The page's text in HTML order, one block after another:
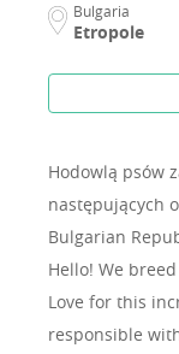
Bulgaria
Etropole
Hodowlą psów
następujących
Bulgarian
Hello! We
Love for this
responsible